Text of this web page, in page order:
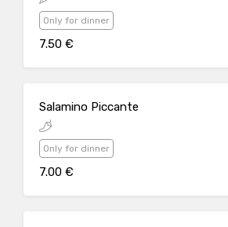
Only for dinner
7.50 €
Salamino Piccante
Only for dinner
7.00 €